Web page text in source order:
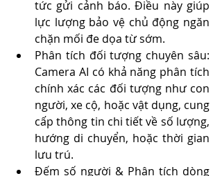
tức gửi cảnh báo. Điều này giúp
lực lượng bảo vệ chủ động ngăn
chặn mối đe dọa từ sớm.
Phân tích đối tượng chuyên sâu:
Camera AI có khả năng phân tích
chính xác các đối tượng như con
người, xe cộ, hoặc vật dụng, cung
cấp thông tin chi tiết về số lượng,
hướng di chuyển, hoặc thời gian
lưu trú.
Đếm số người & Phân tích dòng